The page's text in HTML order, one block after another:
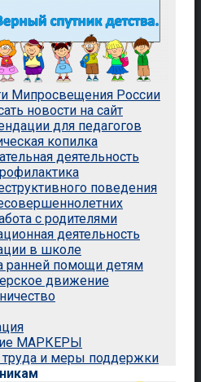
Мипросвещения России
новости на сайт
для педагогов
копилка
деятельность
поведения
с родителями
деятельность
в школе
ранней помощи детям
движение
МАРКЕРЫ
труда и меры поддержки